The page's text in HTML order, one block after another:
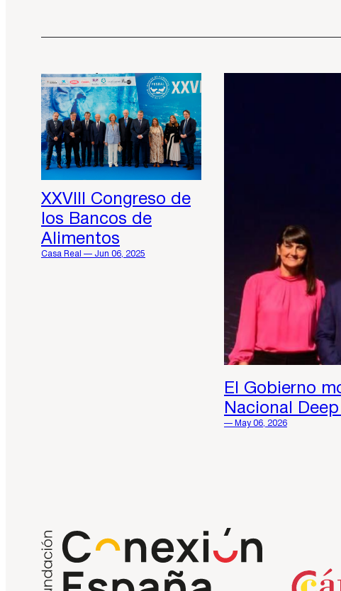
XXVIII Congreso de
los Bancos de
Alimentos
Casa Real — Jun 06, 2025
El Gobierno
Nacional
— May 06, 2026